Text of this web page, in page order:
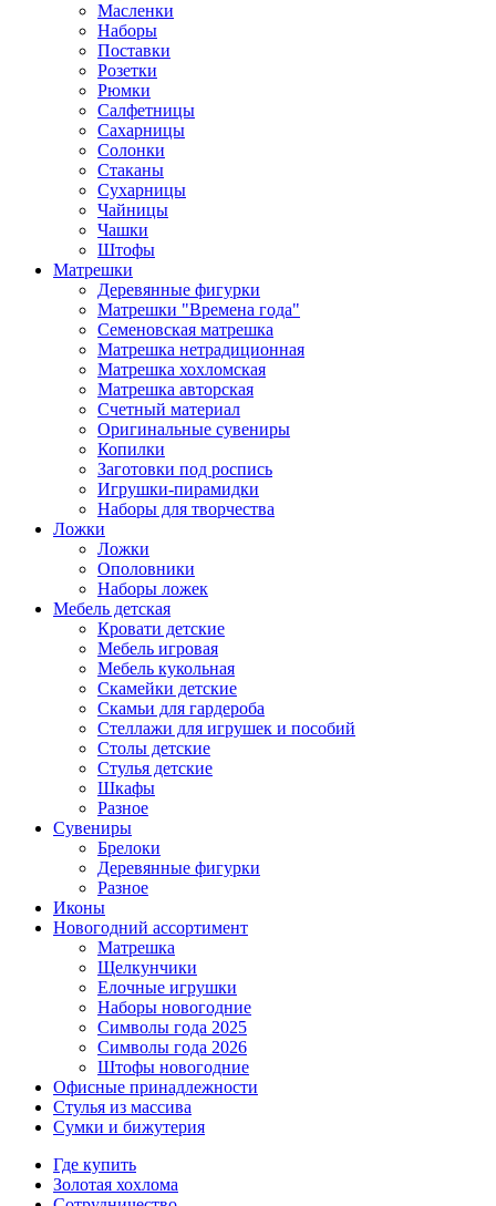
Масленки
Наборы
Поставки
Розетки
Рюмки
Салфетницы
Сахарницы
Солонки
Стаканы
Сухарницы
Чайницы
Чашки
Штофы
Матрешки
Деревянные фигурки
Матрешки "Времена года"
Семеновская матрешка
Матрешка нетрадиционная
Матрешка хохломская
Матрешка авторская
Счетный материал
Оригинальные сувениры
Копилки
Заготовки под роспись
Игрушки-пирамидки
Наборы для творчества
Ложки
Ложки
Ополовники
Наборы ложек
Мебель детская
Кровати детские
Мебель игровая
Мебель кукольная
Скамейки детские
Скамьи для гардероба
Стеллажи для игрушек и пособий
Столы детские
Стулья детские
Шкафы
Разное
Сувениры
Брелоки
Деревянные фигурки
Разное
Иконы
Новогодний ассортимент
Матрешка
Щелкунчики
Елочные игрушки
Наборы новогодние
Символы года 2025
Символы года 2026
Штофы новогодние
Офисные принадлежности
Стулья из массива
Сумки и бижутерия
Где купить
Золотая хохлома